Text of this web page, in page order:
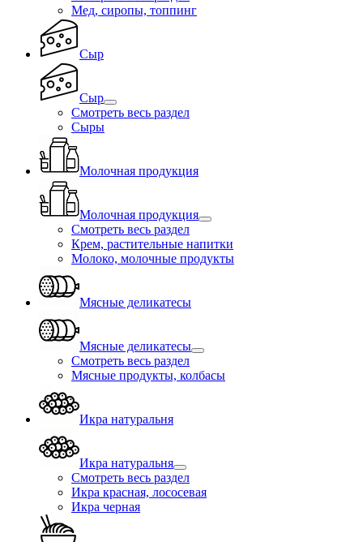
Мед, сиропы, топпинг
Сыр
Сыр
Смотреть весь раздел
Сыры
Молочная продукция
Молочная продукция
Смотреть весь раздел
Крем, растительные напитки
Молоко, молочные продукты
Мясные деликатесы
Мясные деликатесы
Смотреть весь раздел
Мясные продукты, колбасы
Икра натуральня
Икра натуральня
Смотреть весь раздел
Икра красная, лососевая
Икра черная